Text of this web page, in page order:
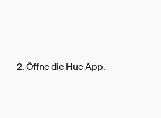
2. Öffne die Hue App.